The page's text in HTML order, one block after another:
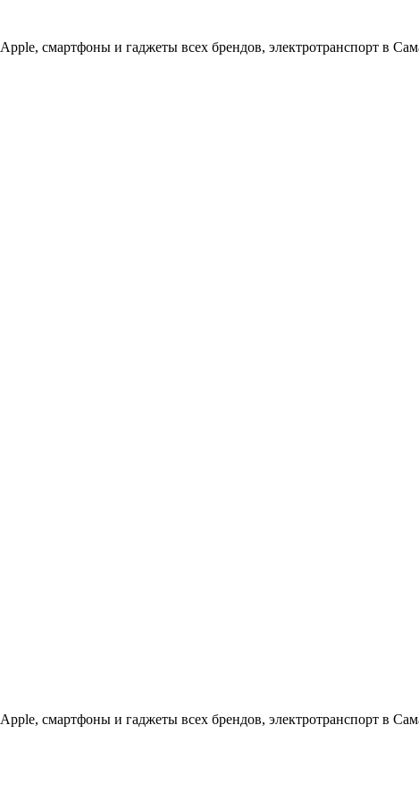
Apple, cмартфоны и гаджеты всех брендов, электротранспорт в
Apple, cмартфоны и гаджеты всех брендов, электротранспорт в